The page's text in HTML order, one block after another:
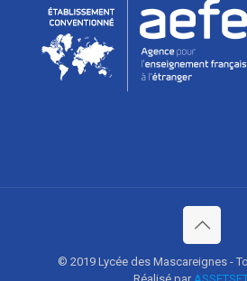
© 2019 Lycée des Mascareignes -